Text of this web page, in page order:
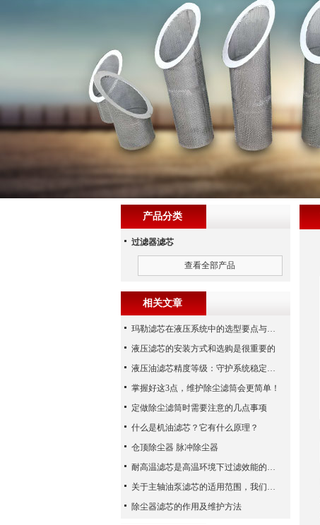
产品分类
过滤器滤芯
查看全部产品
相关文章
玛勒滤芯在液压系统中的选型要点与常见误区
液压滤芯的安装方式和选购是很重要的
液压油滤芯精度等级：守护系统稳定与寿命的“微米标尺”
掌握好这3点，维护除尘滤筒会更简单！
定做除尘滤筒时需要注意的几点事项
什么是机油滤芯？它有什么原理？
仓顶除尘器 脉冲除尘器
耐高温滤芯是高温环境下过滤效能的安全守护者
关于主轴油泵滤芯的适用范围，我们已经为您整理好了
除尘器滤芯的作用及维护方法